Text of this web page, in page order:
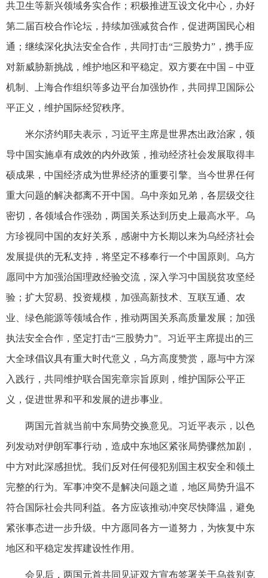
共卫生等新兴领域务实合作；积极推进互设文化中心，办好
第二届百校合作论坛，持续加强减贫合作，促进两国民心相
通；继续深化执法安全合作，共同打击“三股势力”，携手应
对新威胁新挑战，维护地区和平稳定。双方要在中国－中亚
机制、上海合作组织等多边平台加强协作，共同捍卫国际公
平正义，维护国际经贸秩序。
米尔济约耶夫表示，习近平主席是世界杰出政治家，领
导中国实施卓有成效的内外政策，推动经济社会发展取得丰
硕成果，中国经济成为世界经济的重要引擎。当今世界任何
重大问题的解决都离不开中国。乌中亲如兄弟，各层级交往
密切，各领域合作强劲，两国关系达到历史上最高水平。乌
方珍视同中国的友好关系，感谢中方长期以来为乌经济社会
发展提供的无私支持，将坚定不移奉行一个中国原则。乌方
愿同中方加强治国理政经验交流，深入学习中国脱贫攻坚经
验；扩大贸易、投资规模，加强高新技术、互联互通、农
业、绿色能源等领域合作，推动两国关系高质量发展；加强
执法安全合作，坚定打击“三股势力”。习近平主席提出的三
大全球倡议具有重大时代意义，乌方高度赞赏，愿与中方深
入践行，共同维护联合国宪章宗旨原则，维护国际公平正
义，促进世界和平和发展的进步事业。
两国元首就当前中东局势交换意见。习近平表示，以色
列发动对伊朗军事行动，造成中东地区紧张局势骤然加剧，
中方对此深感担忧。我们反对任何侵犯别国主权安全和领土
完整的行为。军事冲突不是解决问题之道，地区局势升温不
符合国际社会共同利益。各方应该推动冲突尽快降温，避免
紧张事态进一步升级。中方愿同各方一道努力，为恢复中东
地区和平稳定发挥建设性作用。
会见后，两国元首共同见证双方宣布签署关于乌兹别克